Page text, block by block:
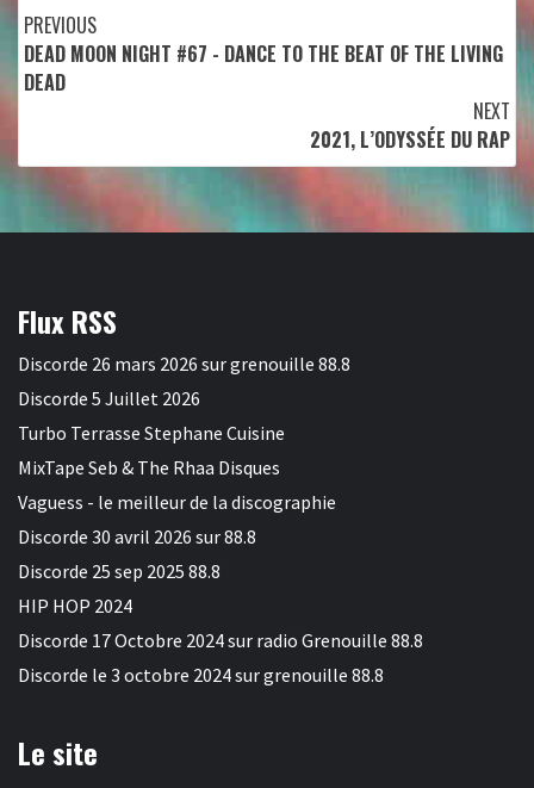
Continue
Reading
PREVIOUS
DEAD MOON NIGHT #67 - DANCE TO THE BEAT OF THE LIVING
DEAD
NEXT
2021, L’ODYSSÉE DU RAP
Flux RSS
Discorde 26 mars 2026 sur grenouille 88.8
Discorde 5 Juillet 2026
Turbo Terrasse Stephane Cuisine
MixTape Seb & The Rhaa Disques
Vaguess - le meilleur de la discographie
Discorde 30 avril 2026 sur 88.8
Discorde 25 sep 2025 88.8
HIP HOP 2024
Discorde 17 Octobre 2024 sur radio Grenouille 88.8
Discorde le 3 octobre 2024 sur grenouille 88.8
Le site